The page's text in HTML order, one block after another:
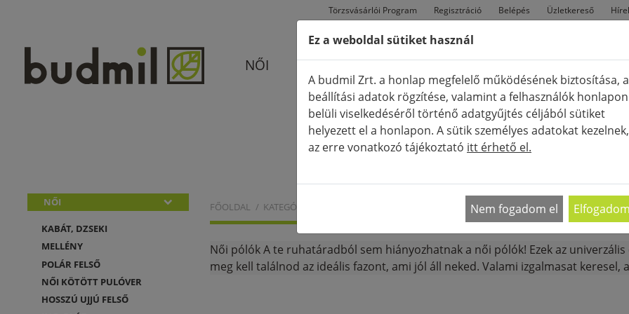
Törzsvásárlói Program Regisztráció Belépés Üzletkereső
NŐI FÉRFI TÁSKÁK CIPŐK
NŐI
KABÁT, DZSEKI
MELLÉNY
POLÁR FELSŐ
NŐI KÖTÖTT PULÓVER
HOSSZÚ UJJÚ FELSŐ
FŐOLDAL KATEGÓRIÁK
Női pólók A te ruhatáradból sem hiányozhatnak a női pólók! Ezek az
meg kell találnod az ideális fazont, ami jól áll neked. Valami izgalmasat keresel,
Ez a weboldal sütiket használ
A budmil Zrt. a honlap megfelelő működésének biztosítása, a
beállítási adatok rögzítése, valamint a felhasználók honlapon
belüli viselkedéséről történő adatgyűjtés céljából sütiket
helyezett el a honlapon. A sütik személyes adatokat kezelnek,
az erre vonatkozó tájékoztató itt érhető el.
Nem fogadom el Elfogadom